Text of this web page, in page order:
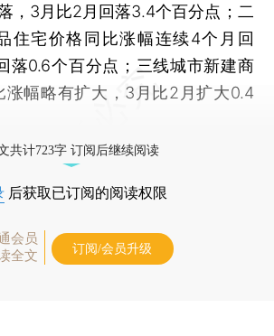
，3月比2月回落3.4个百分点；二
住宅价格同比涨幅连续4个月回
落0.6个百分点；三线城市新建商
涨幅略有扩大，3月比2月扩大0.4
共计723字 订阅后继续阅读
后获取已订阅的阅读权限
会员
全文
订阅/会员升级